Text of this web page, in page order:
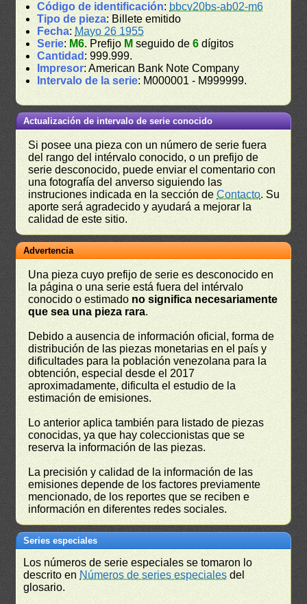
Código de identificación: bbcv20bs-ab02-m6
Tipo de pieza: Billete emitido
Fecha: Mayo 26 1955
Serie: M6. Prefijo M seguido de6 dígitos
Cantidad : 999.999.
Impresor: American Bank Note Company
Intervalo de la serie: M000001 - M999999.
Actualización de intervalo de serie conocido
Si posee una pieza con un número de serie fuera
del rango del intérvalo conocido, o un prefijo de
serie desconocido, puede enviar el comentario con
una fotografía del anverso siguiendo las
instruciones indicada en la sección deContacto. Su
aporte será agradecido y ayudará a mejorar la
calidad de este sitio.
Advertencia
Una pieza cuyo prefijo de serie es desconocido en
la página o una serie está fuera del intérvalo
conocido o estimado no significa necesariamente
que sea una pieza rara.
Debido a ausencia de información oficial, forma de
distribución de las piezas monetarias en el país y
dificultades para la población venezolana para la
obtención, especial desde el 2017
aproximadamente, dificulta el estudio de la
estimación de emisiones.
Lo anterior aplica también para listado de piezas
conocidas, ya que hay coleccionistas que se
reserva la información de las piezas.
La precisión y calidad de la información de las
emisiones depende de los factores previamente
mencionado, de los reportes que se reciben e
información en diferentes redes sociales.
Series especiales
Los números de serie especiales se tomaron lo
descrito en Números de series especiales del
glosario.